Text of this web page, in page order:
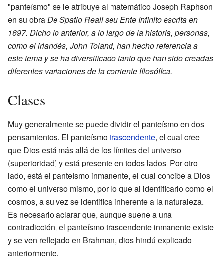
"panteísmo" se le atribuye al matemático Joseph Raphson
en su obra De Spatio Reali seu Ente Infinito escrita en
1697. Dicho lo anterior, a lo largo de la historia, personas,
como el irlandés, John Toland, han hecho referencia a
este tema y se ha diversificado tanto que han sido creadas
diferentes variaciones de la corriente filosófica.
Clases
Muy generalmente se puede dividir el panteísmo en dos
pensamientos. El panteísmotrascendente, el cual cree
que Dios está más allá de los límites del universo
(superioridad) y está presente en todos lados. Por otro
lado, está el panteísmo inmanente, el cual concibe a Dios
como el universo mismo, por lo que al identificarlo como el
cosmos, a su vez se identifica inherente a la naturaleza.
Es necesario aclarar que, aunque suene a una
contradicción, el panteísmo trascendente inmanente existe
y se ven reflejado en Brahman, dios hindú explicado
anteriormente.